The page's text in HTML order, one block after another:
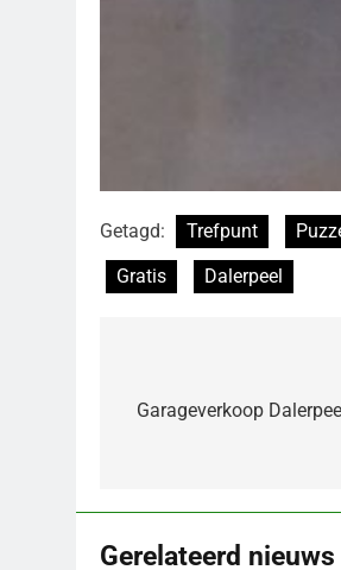
Getagd: Trefpunt
Gratis
Dalerpeel
navigatie
Garageverkoop
Gerelateerd nieuws